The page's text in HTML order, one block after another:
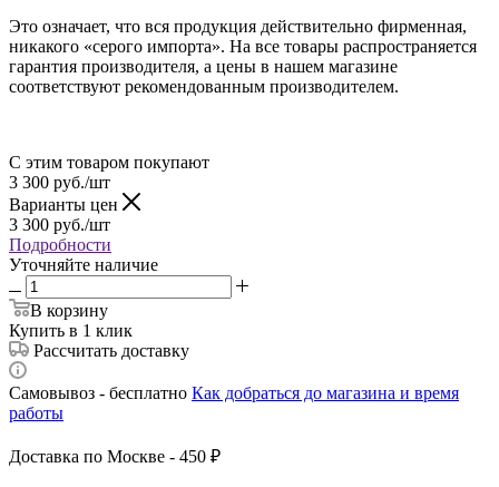
Это означает, что вся продукция действительно фирменная,
никакого «серого импорта». На все товары распространяется
гарантия производителя, а цены в нашем магазине
соответствуют рекомендованным производителем.
С этим товаром покупают
3 300 руб./шт
Варианты цен
3 300 руб./шт
Подробности
Уточняйте наличие
В корзину
Купить в 1 клик
Рассчитать доставку
Самовывоз - бесплатно Как добраться до магазина и время
работы
Доставка по Москве - 450 ₽